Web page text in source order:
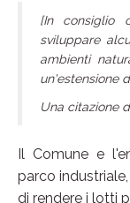
[In consiglio
sviluppare
ambienti
un'estensione
Una citazione
Il Comune e
parco
di rendere i lotti